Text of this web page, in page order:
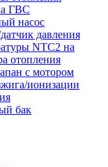
ГВС
насос
давления
NTC2 на
отопления
с мотором
ионизации
бак